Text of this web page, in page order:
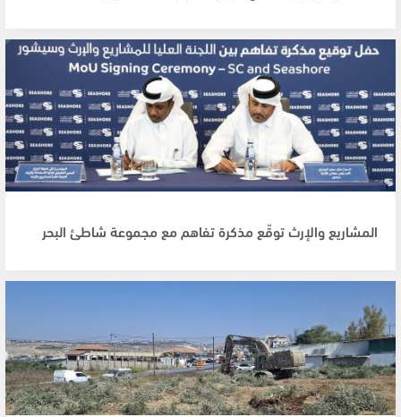
المشاريع والإرث توقّع مذكرة تفاهم مع مجموعة شاطئ البحر